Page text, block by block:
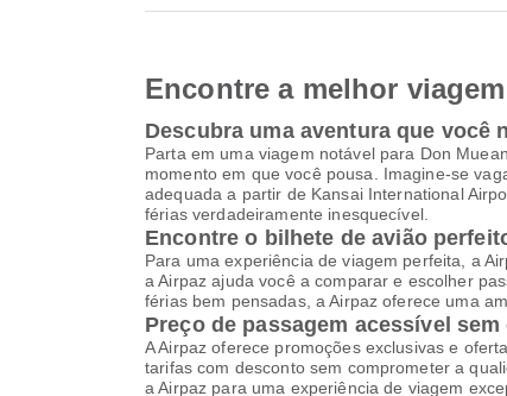
Encontre a melhor
Descubra uma aventura que você
Parta em uma viagem notável para Don
momento em que você pousa. Imagine-se
adequada a partir de Kansai International
férias verdadeiramente inesquecível.
Encontre o bilhete de avião
Para uma experiência de viagem perfeita, a
a Airpaz ajuda você a comparar e escolher
férias bem pensadas, a Airpaz oferece uma
Preço de passagem acessível
A Airpaz oferece promoções exclusivas e
tarifas com desconto sem comprometer a
a Airpaz para uma experiência de viagem